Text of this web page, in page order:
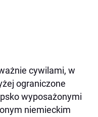
cywilami, w
ograniczone
wyposażonymi
niemieckim